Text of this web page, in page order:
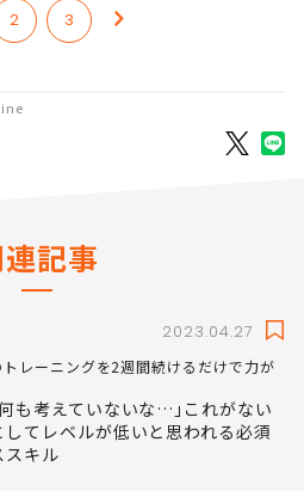
2 3
記事
2023.04.27
レーニングを2週間続けるだけで力が
も考えていないな…｣これがない
してレベルが低いと思われる必須
スキル